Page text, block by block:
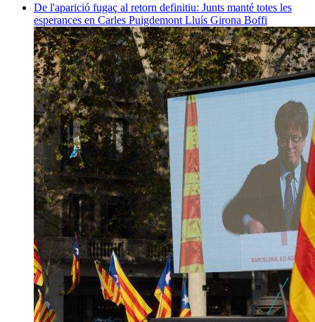
De l'aparició fugaç al retorn definitiu: Junts manté totes les
esperances en Carles Puigdemont Lluís Girona Boffi